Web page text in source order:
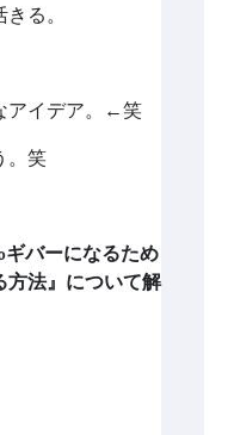
る。
アイデア。←笑
。笑
バーになるため
方法』について解